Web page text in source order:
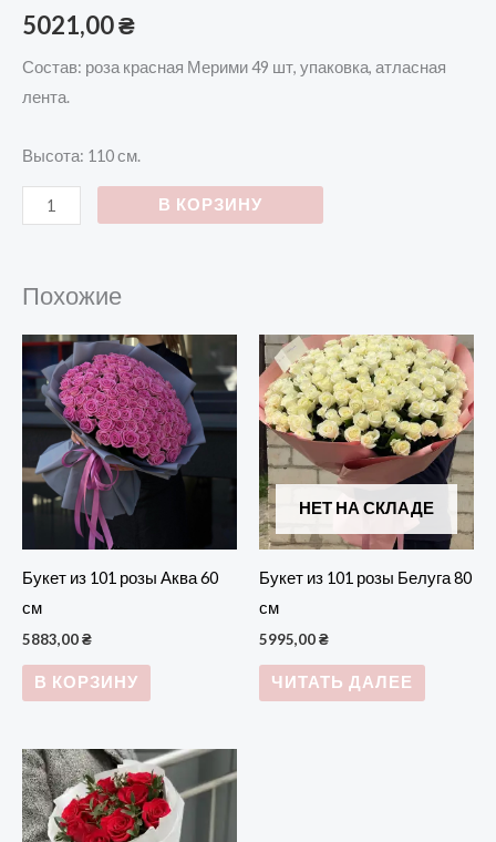
5021,00₴
Состав: роза красная Мерими 49 шт, упаковка, атласная
лента.
Высота: 110 см.
В КОРЗИНУ
Похожие
Букет из 101 розы Аква 60
см
5883,00₴
В КОРЗИНУ
НЕТ НА СКЛАДЕ
Букет из 101 розы Белуга 80
см
5995,00₴
ЧИТАТЬ ДАЛЕЕ